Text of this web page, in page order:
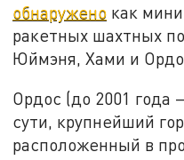
обнаружено как
ракетных шахтных
Юймэня, Хами и
Ордос (до 2001
сути, крупнейший
расположенный в